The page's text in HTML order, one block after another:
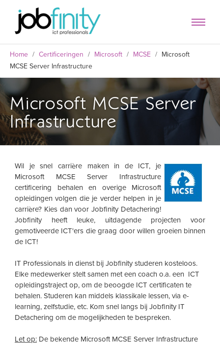
Home / Certificeringen / Microsoft / MCSE / Microsoft
MCSE Server Infrastructure
Microsoft MCSE Server
Infrastructure
formulier
Wil je snel carrière maken in de ICT, je
Microsoft MCSE Server Infrastructure
certificering behalen en overige Microsoft
opleidingen volgen die je verder helpen in je
carrière? Kies dan voor Jobfinity Detachering!
Jobfinity heeft leuke, uitdagende projecten voor
gemotiveerde ICT'ers die graag door willen groeien binnen
de ICT!
IT Professionals in dienst bij Jobfinity studeren kosteloos.
Elke medewerker stelt samen met een coach o.a. een ICT
opleidingstraject op, om de beoogde ICT certificaten te
behalen. Studeren kan middels klassikale lessen, via e-
learning, zelfstudie, etc. Kom snel langs bij Jobfinity IT
Detachering om de mogelijkheden te bespreken.
Let op: De bekende Microsoft MCSE Server Infrastructure